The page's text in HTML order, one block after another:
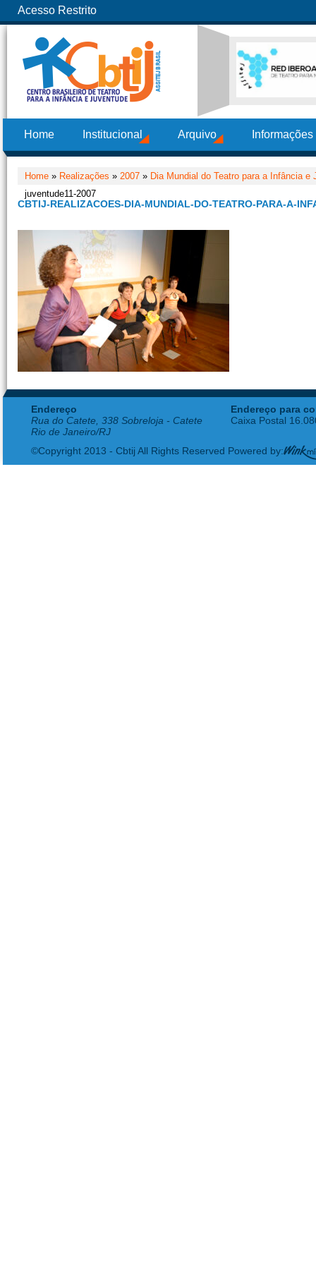
Acesso Restrito
Home Institucional Arquivo
Home » Realizações » 2007 » Dia Mundial do Teatro para a Infância e
juventude11-2007
CBTIJ-REALIZACOES-DIA-MUNDIAL-DO-TEATRO-PARA-A-
Endereço
Rua do Catete, 338 Sobreloja - Catete
Rio de Janeiro/RJ
Endereço para
Caixa Postal
©Copyright 2013 - Cbtij All Rights Reserved Powered by: